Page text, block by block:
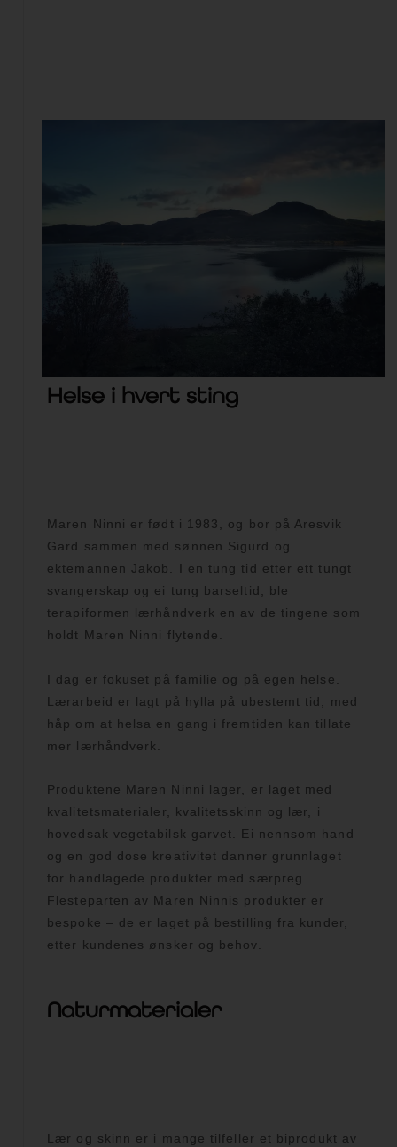
Helse i hvert sting
Maren Ninni er født i 1983, og bor på Aresvik
Gard sammen med sønnen Sigurd og
ektemannen Jakob. I en tung tid etter ett tungt
svangerskap og ei tung barseltid, ble
terapiformen lærhåndverk en av de tingene som
holdt Maren Ninni flytende.
I dag er fokuset på familie og på egen helse.
Lærarbeid er lagt på hylla på ubestemt tid, med
håp om at helsa en gang i fremtiden kan tillate
mer lærhåndverk.
Produktene Maren Ninni lager, er laget med
kvalitetsmaterialer, kvalitetsskinn og lær, i
hovedsak vegetabilsk garvet. Ei nennsom hand
og en god dose kreativitet danner grunnlaget
for handlagede produkter med særpreg.
Flesteparten av Maren Ninnis produkter er
bespoke – de er laget på bestilling fra kunder,
etter kundenes ønsker og behov.
Naturmaterialer
Lær og skinn er i mange tilfeller et biprodukt av